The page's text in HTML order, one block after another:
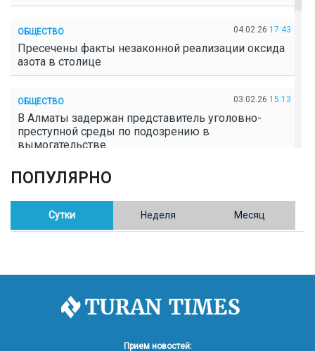
ОБЩЕСТВО 04.02.26 17:43
Пресечены факты незаконной реализации оксида
азота в столице
ОБЩЕСТВО 03.02.26 15:13
В Алматы задержан представитель уголовно-
преступной среды по подозрению в
вымогательстве
ОБЩЕСТВО
Полицейские пресекли незаконное выращивание
конопли в Таразе
Казахстан возглавил Договор о зоне, свободной от
8 тыс. жителей Степногорска получили перерасчёт
ПОПУЛЯРНО
Сутки Неделя Месяц
Прием новостей: